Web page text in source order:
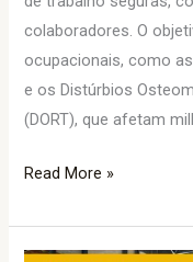
colaboradores. O
ocupacionais, como
e os Distúrbios
(DORT), que afetam
Read More »